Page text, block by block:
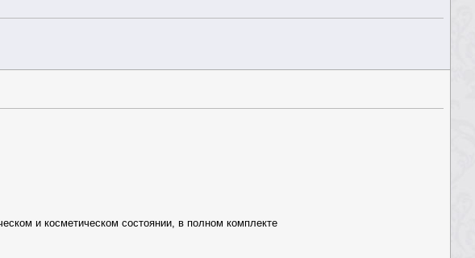
и косметическом состоянии, в полном комплекте